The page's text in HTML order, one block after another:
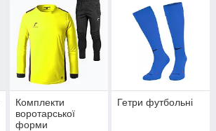
Комплекти
воротарської
форми
Гетри футбольні